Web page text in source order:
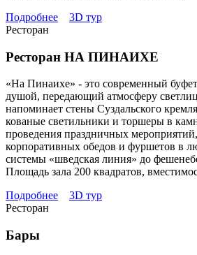
Подробнее
3D тур
Ресторан
Ресторан НА ПИНАИХЕ
«На Пинаихе» - это современный
душой, передающий атмосферу
напоминает стены Суздальского
кованые светильники и торшеры в
проведения праздничных
корпоративных обедов и фуршетов в
системы «шведская линия» до
Площадь зала 200 квадратов,
Подробнее
3D тур
Ресторан
Бары